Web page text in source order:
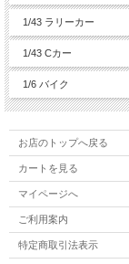
1/43 ラリーカー
1/43 Cカー
1/6 バイク
お店のトップへ戻る
カートを見る
マイページへ
ご利用案内
特定商取引法表示